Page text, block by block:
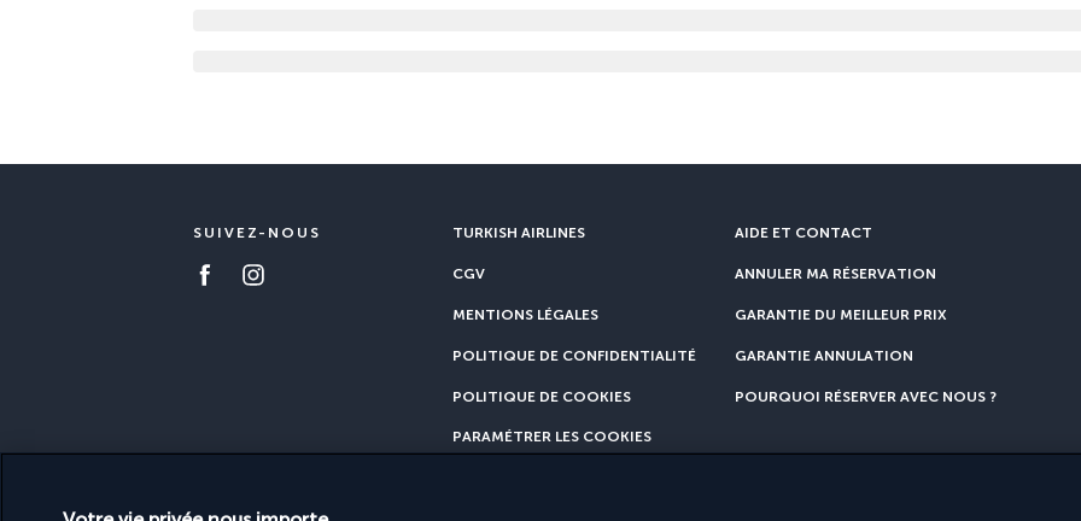
SUIVEZ-NOUS TURKISH AIRLINES
CGV
MENTIONS LÉGALES
POLITIQUE DE CONFIDENTIALITÉ
POLITIQUE DE COOKIES
PARAMÉTRER LES COOKIES
AIDE ET CONTACT
ANNULER MA RÉSERVATION
GARANTIE DU MEILLEUR PRIX
GARANTIE ANNULATION
POURQUOI RÉSERVER AVEC NOUS ?